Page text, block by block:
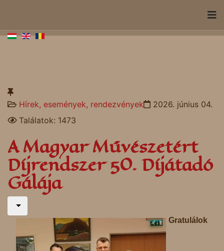
Hírek, események, rendezvények
2026. június 04.
Találatok: 1473
A Magyar Művészetért
Díjrendszer 50. Díjátadó
Gálája
Gratulálok